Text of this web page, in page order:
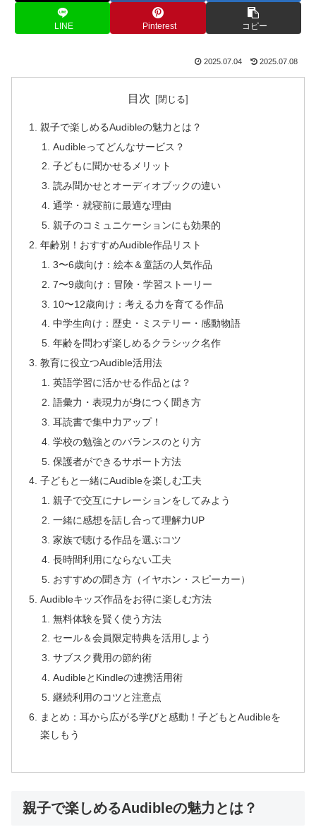
LINE Pinterest コピー
2025.07.04 2025.07.08
目次
親子で楽しめるAudibleの魅力とは？
Audibleってどんなサービス？
子どもに聞かせるメリット
読み聞かせとオーディオブックの違い
通学・就寝前に最適な理由
親子のコミュニケーションにも効果的
年齢別！おすすめAudible作品リスト
3〜6歳向け：絵本＆童話の人気作品
7〜9歳向け：冒険・学習ストーリー
10〜12歳向け：考える力を育てる作品
中学生向け：歴史・ミステリー・感動物語
年齢を問わず楽しめるクラシック名作
教育に役立つAudible活用法
英語学習に活かせる作品とは？
語彙力・表現力が身につく聞き方
耳読書で集中力アップ！
学校の勉強とのバランスのとり方
保護者ができるサポート方法
子どもと一緒にAudibleを楽しむ工夫
親子で交互にナレーションをしてみよう
一緒に感想を話し合って理解力UP
家族で聴ける作品を選ぶコツ
長時間利用にならない工夫
おすすめの聞き方（イヤホン・スピーカー）
Audibleキッズ作品をお得に楽しむ方法
無料体験を賢く使う方法
セール＆会員限定特典を活用しよう
サブスク費用の節約術
AudibleとKindleの連携活用術
継続利用のコツと注意点
まとめ：耳から広がる学びと感動！子どもとAudibleを
楽しもう
親子で楽しめるAudibleの魅力とは？